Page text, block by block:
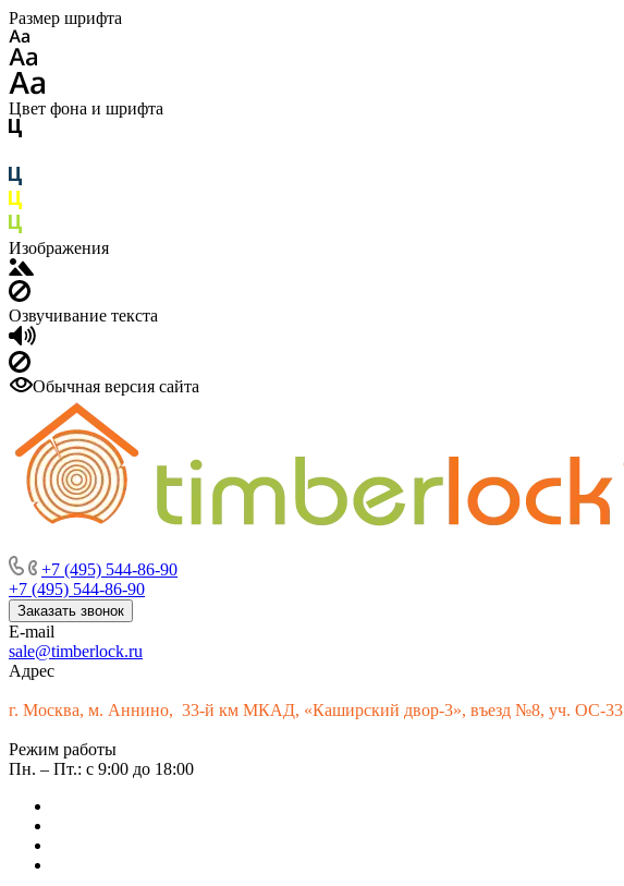
Размер шрифта
Цвет фона и шрифта
Изображения
Озвучивание текста
Обычная версия сайта
+7 (495) 544-86-90
+7 (495) 544-86-90
Заказать звонок
E-mail
sale@timberlock.ru
Адрес
г. Москва, м. Аннино, 33-й км МКАД, «Каширский двор-3», въезд №8, уч. ОС-33
Режим работы
Пн. – Пт.: с 9:00 до 18:00